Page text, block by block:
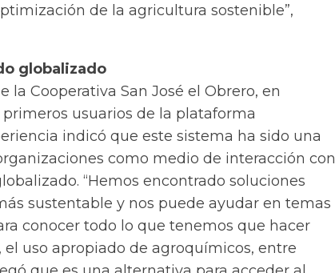
de la agricultura sostenible”,
globalizado
la Cooperativa San José el Obrero, en
usuarios de la plataforma
indicó que este sistema ha sido una
como medio de interacción con
“Hemos encontrado soluciones
sustentable y nos puede ayudar en temas
conocer todo lo que tenemos que hacer
el uso apropiado de agroquímicos, entre